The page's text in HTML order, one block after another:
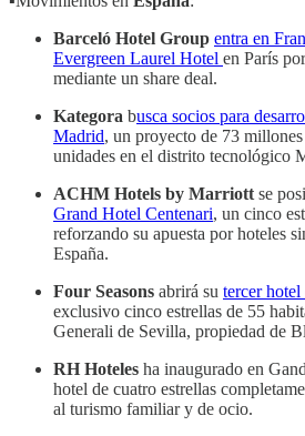
Barceló Hotel Group entra en
Evergreen Laurel Hotel en París
mediante un share deal.
Kategora busca socios para
Madrid, un proyecto de 73
unidades en el distrito tecnológico
ACHM Hotels by Marriott se
Grand Hotel Centenari, un cinco
reforzando su apuesta por hoteles
España.
Four Seasons abrirá su tercer hotel
exclusivo cinco estrellas de 55
Generali de Sevilla, propiedad de
RH Hoteles ha inaugurado en
hotel de cuatro estrellas
al turismo familiar y de ocio.